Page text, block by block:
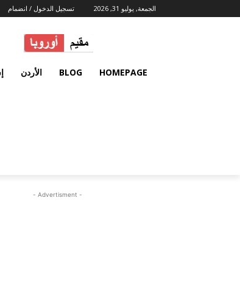
الجمعة, يوليو 31, 2026 تسجيل الدخول / انضمام
HOMEPAGE
BLOG الأردن
- Advertisment -